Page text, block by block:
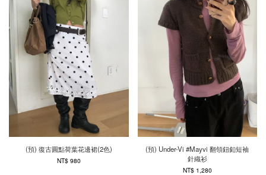
(預) 復古圓點荷葉花邊裙(2色)
NT$ 980
(預) Under-Vi #Mayvi 翻領鈕釦短袖
針織衫
NT$ 1,280